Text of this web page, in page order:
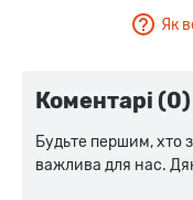
Як
Коментарі (0)
Будьте першим, хто
важлива для нас.